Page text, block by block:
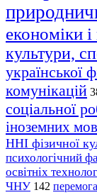
економіки
культури,
української
комунікацій
соціальної
іноземних мов
ННІ фізичної
психологічний
освітніх
ЧНУ 142 перемога